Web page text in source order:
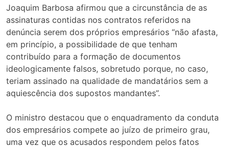
Joaquim Barbosa afirmou que a circunstância de as
assinaturas contidas nos contratos referidos na
denúncia serem dos próprios empresários “não afasta,
em princípio, a possibilidade de que tenham
contribuído para a formação de documentos
ideologicamente falsos, sobretudo porque, no caso,
teriam assinado na qualidade de mandatários sem a
aquiescência dos supostos mandantes”.
O ministro destacou que o enquadramento da conduta
dos empresários compete ao juízo de primeiro grau,
uma vez que os acusados respondem pelos fatos